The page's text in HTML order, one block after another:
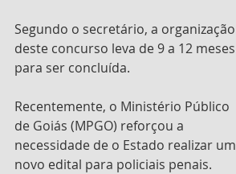
Segundo o secretário, a organização
deste concurso leva de 9 a 12 meses
para ser concluída.
Recentemente, o Ministério Público
de Goiás (MPGO) reforçou a
necessidade de o Estado realizar um
novo edital para policiais penais.